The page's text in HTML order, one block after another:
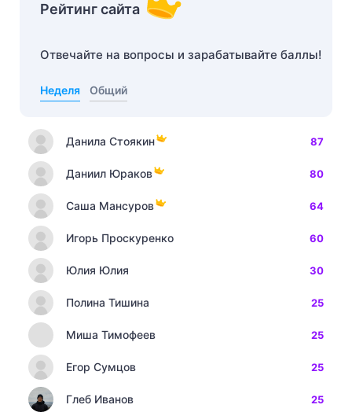
Рейтинг сайта
Отвечайте на вопросы и зарабатывайте баллы!
Неделя Общий
Данила Стоякин 87
Даниил Юраков 80
Саша Мансуров 64
Игорь Проскуренко 60
Юлия Юлия 30
Полина Тишина 25
Миша Тимофеев 25
Егор Сумцов 25
Глеб Иванов 25